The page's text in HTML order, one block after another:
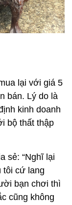
lại với giá 5
bán. Lý do là
kinh doanh
bộ thất thập
sẻ: “Nghĩ lại
tôi cứ lang
bạn chơi thì
cũng không